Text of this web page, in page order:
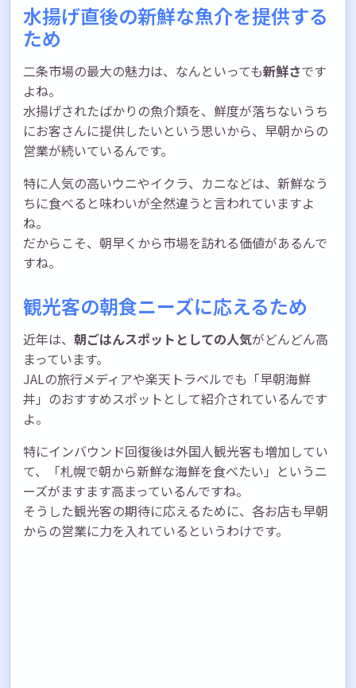
水揚げ直後の新鮮な魚介を提供する
ため
二条市場の最大の魅力は、なんといっても新鮮さです
よね。
水揚げされたばかりの魚介類を、鮮度が落ちないうち
にお客さんに提供したいという思いから、早朝からの
営業が続いているんです。
特に人気の高いウニやイクラ、カニなどは、新鮮なう
ちに食べると味わいが全然違うと言われていますよ
ね。
だからこそ、朝早くから市場を訪れる価値があるんで
すね。
観光客の朝食ニーズに応えるため
近年は、 朝ごはんスポットとしての人気がどんどん高
まっています。
JALの旅行メディアや楽天トラベルでも「早朝海鮮
丼」のおすすめスポットとして紹介されているんです
よ。
特にインバウンド回復後は外国人観光客も増加してい
て、「札幌で朝から新鮮な海鮮を食べたい」というニ
ーズがますます高まっているんですね。
そうした観光客の期待に応えるために、各お店も早朝
からの営業に力を入れているというわけです。